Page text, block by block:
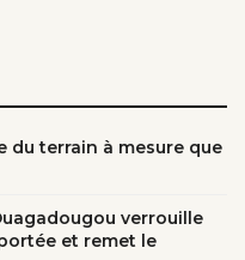
du terrain à mesure que
verrouille
et remet le